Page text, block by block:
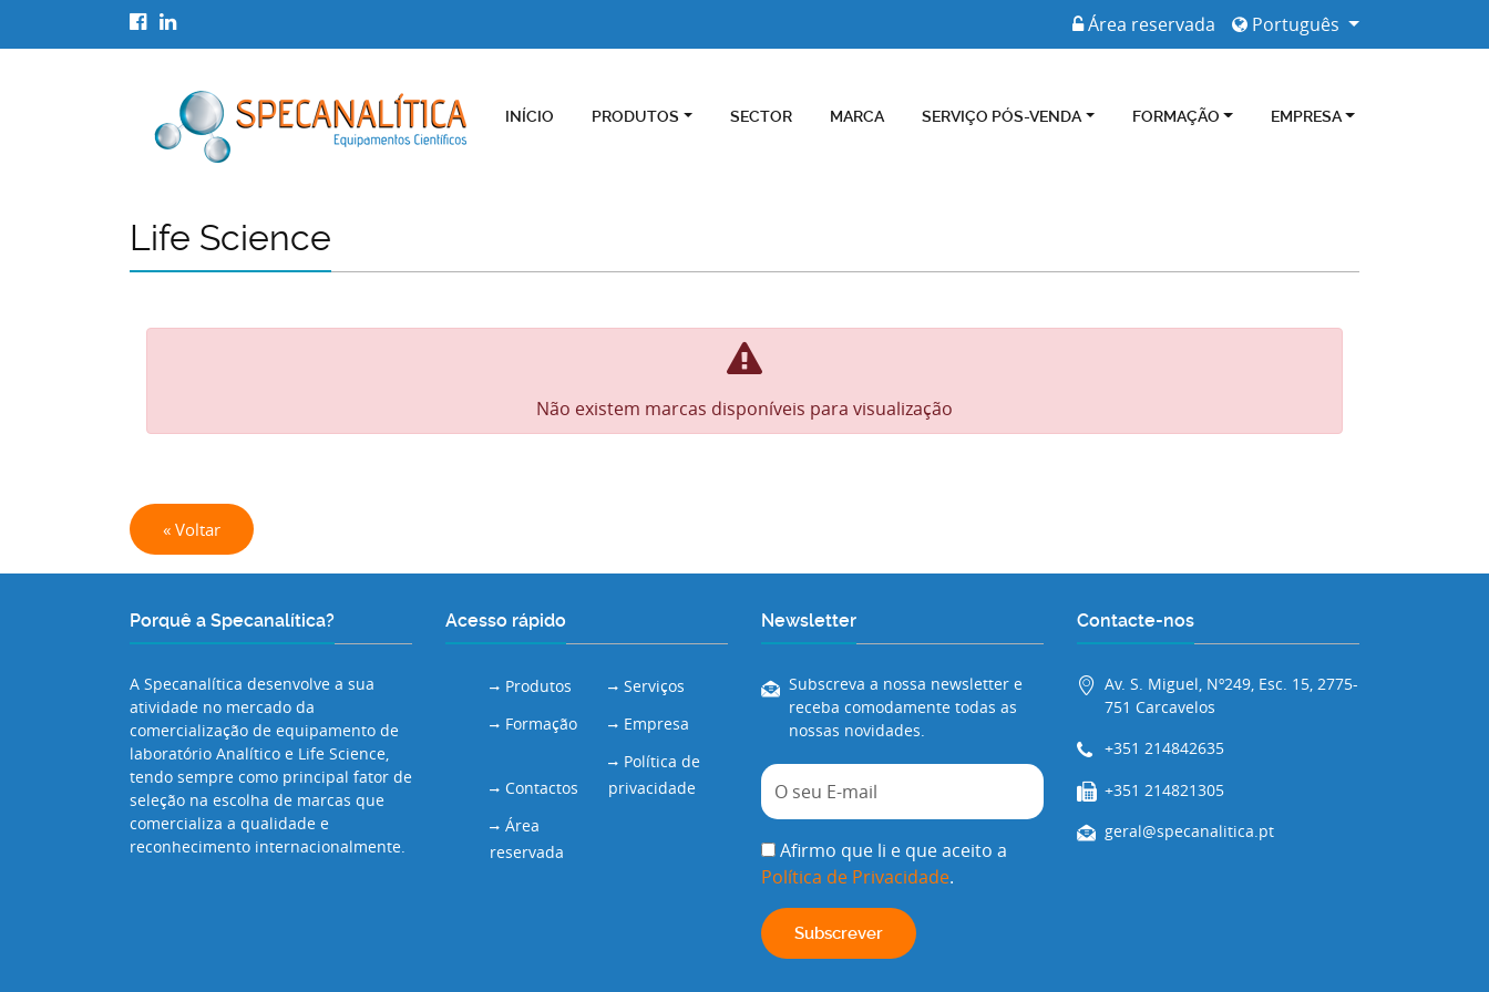
Português
Área reservada
INÍCIO PRODUTOS SECTOR MARCA SERVIÇO PÓS-VENDA FORMAÇÃO EMPRESA
Life Science
Não existem marcas disponíveis para visualização
« Voltar
Porquê a Specanalítica?
A Specanalítica desenvolve a sua
atividade no mercado da
comercialização de equipamento de
laboratório Analítico e Life Science,
tendo sempre como principal fator de
seleção na escolha de marcas que
comercializa a qualidade e
reconhecimento internacionalmente.
Acesso rápido
Produtos
Serviços
Formação
Empresa
Contactos
Política de
privacidade
Área
reservada
Newsletter
Subscreva a nossa newsletter e
receba comodamente todas as
nossas novidades.
Afirmo que li e que aceito a
Política de Privacidade.
Contacte-nos
Av. S. Miguel, Nº249, Esc. 15, 2775-
751 Carcavelos
+351 214842635
+351 214821305
geral@specanalitica.pt